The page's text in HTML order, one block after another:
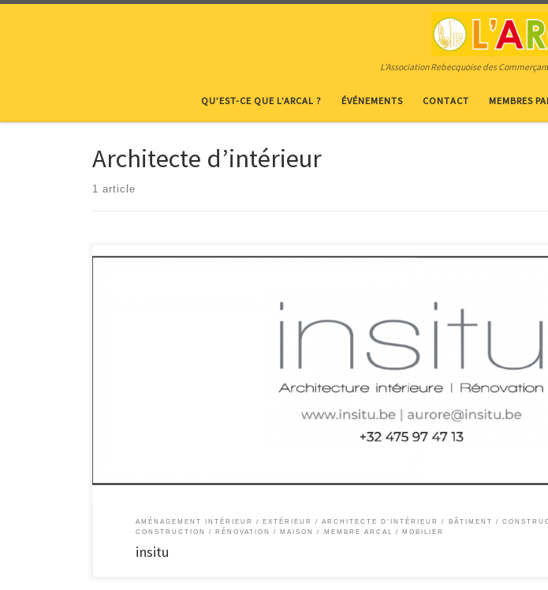
L’Association Rebecquoise des
QU’EST-CE QUE L’ARCAL ? ÉVÉNEMENTS CONTACT MEMBRES
Architecte d’intérieur
1 article
insitu Architure intérieure / Rénovation Architecte d’intérieur licenciée en histoire de l’art, j’accompagne
définir les matériaux et les couleurs, concevoir du […]
AMÉNAGEMENT INTÉRIEUR / EXTÉRIEUR ARCHITECTE D'INTÉRIEUR
BÂTIMENT /
CONSTRUCTION / RÉNOVATION
MAISON MEMBRE ARCAL MOBILIER
insitu